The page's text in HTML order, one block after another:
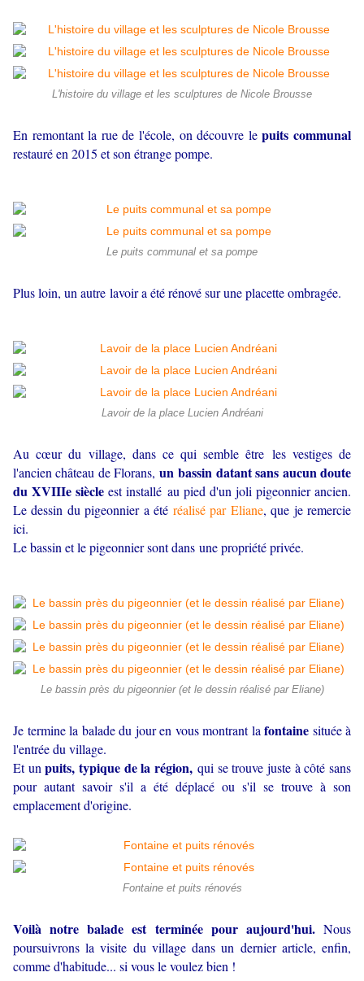
L'histoire du village et les sculptures de Nicole Brousse
En remontant la rue de l'école, on découvre lepuits communal
restauré en 2015 et son étrange pompe.
Le puits communal et sa pompe
Plus loin, un autre lavoir a été rénové sur une placette ombragée.
Lavoir de la place Lucien Andréani
Au cœur du village, dans ce qui semble être les vestiges de
l'ancien château de Florans, un bassin datant sans aucun doute
du XVIIIe siècleest installé au pied d'un joli pigeonnier ancien.
Le dessin du pigeonnier a été réalisé par Eliane, que je remercie
ici.
Le bassin et le pigeonnier sont dans une propriété privée.
Le bassin près du pigeonnier (et le dessin réalisé par Eliane)
Je termine la balade du jour en vous montrant la fontaine située à
l'entrée du village.
Et unpuits, typique de la région, qui se trouve juste à côté sans
pour autant savoir s'il a été déplacé ou s'il se trouve à son
emplacement d'origine.
Fontaine et puits rénovés
Voilà notre balade est terminée pour aujourd'hui.Nous
poursuivrons la visite du village dans un dernier article, enfin,
comme d'habitude... si vous le voulez bien !